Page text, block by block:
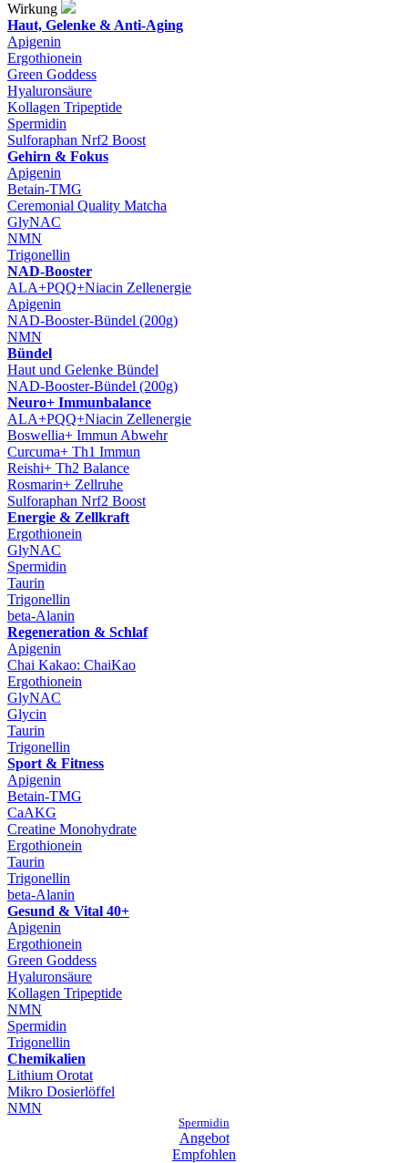
Wirkung
Haut, Gelenke & Anti-Aging
Apigenin
Ergothionein
Green Goddess
Hyaluronsäure
Kollagen Tripeptide
Spermidin
Sulforaphan Nrf2 Boost
Gehirn & Fokus
Apigenin
Betain-TMG
Ceremonial Quality Matcha
GlyNAC
NMN
Trigonellin
NAD-Booster
ALA+PQQ+Niacin Zellenergie
Apigenin
NAD-Booster-Bündel (200g)
NMN
Bündel
Haut und Gelenke Bündel
NAD-Booster-Bündel (200g)
Neuro+ Immunbalance
ALA+PQQ+Niacin Zellenergie
Boswellia+ Immun Abwehr
Curcuma+ Th1 Immun
Reishi+ Th2 Balance
Rosmarin+ Zellruhe
Sulforaphan Nrf2 Boost
Energie & Zellkraft
Ergothionein
GlyNAC
Spermidin
Taurin
Trigonellin
beta-Alanin
Regeneration & Schlaf
Apigenin
Chai Kakao: ChaiKao
Ergothionein
GlyNAC
Glycin
Taurin
Trigonellin
Sport & Fitness
Apigenin
Betain-TMG
CaAKG
Creatine Monohydrate
Ergothionein
Taurin
Trigonellin
beta-Alanin
Gesund & Vital 40+
Apigenin
Ergothionein
Green Goddess
Hyaluronsäure
Kollagen Tripeptide
NMN
Spermidin
Trigonellin
Chemikalien
Lithium Orotat
Mikro Dosierlöffel
NMN
Spermidin
Angebot
Empfohlen